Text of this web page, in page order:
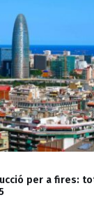
per a fires: